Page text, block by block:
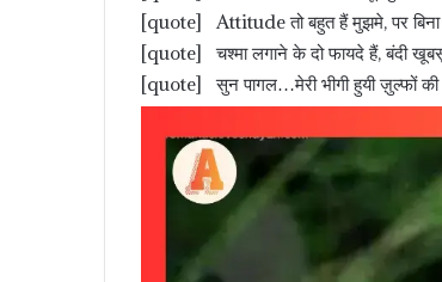
[quote] Attitude तो बहुत हैं मुझमे, पर बिना
[quote] चश्मा लगाने के दो फायदे हैं, बंदी
[quote] सुन पागल…मेरी भीगी हुयी ज़ुल्फों